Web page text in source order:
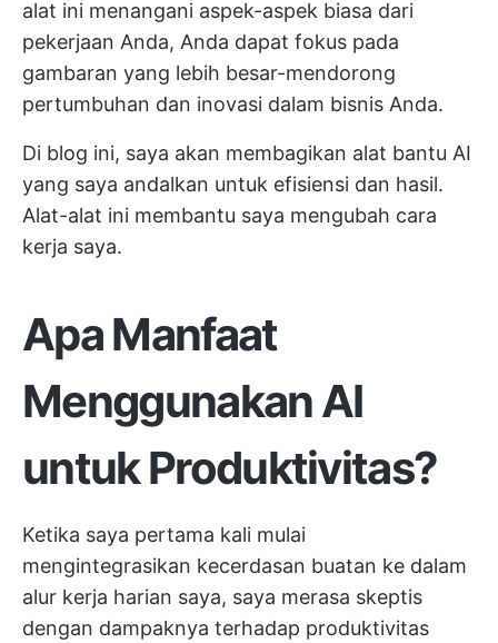
alat ini menangani aspek-aspek biasa dari
pekerjaan Anda, Anda dapat fokus pada
gambaran yang lebih besar-mendorong
pertumbuhan dan inovasi dalam bisnis Anda.
Di blog ini, saya akan membagikan alat bantu AI
yang saya andalkan untuk efisiensi dan hasil.
Alat-alat ini membantu saya mengubah cara
kerja saya.
Apa Manfaat
Menggunakan AI
untuk Produktivitas?
Ketika saya pertama kali mulai
mengintegrasikan kecerdasan buatan ke dalam
alur kerja harian saya, saya merasa skeptis
dengan dampaknya terhadap produktivitas